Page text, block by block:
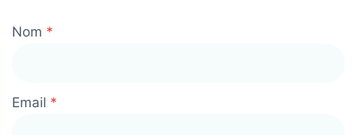
Nom *
Email *